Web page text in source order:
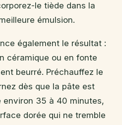
le tiède dans la
émulsion.
également le résultat :
céramique ou en fonte
beurré. Préchauffez le
dès que la pâte est
environ 35 à 40 minutes,
dorée qui ne tremble